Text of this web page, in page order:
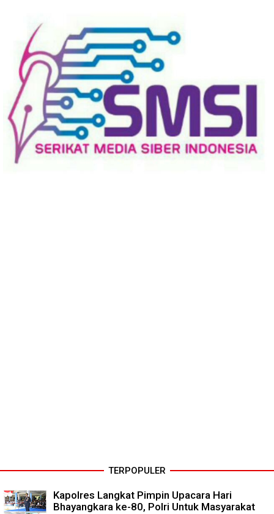
TERPOPULER
Kapolres Langkat Pimpin Upacara Hari
Bhayangkara ke-80, Polri Untuk Masyarakat